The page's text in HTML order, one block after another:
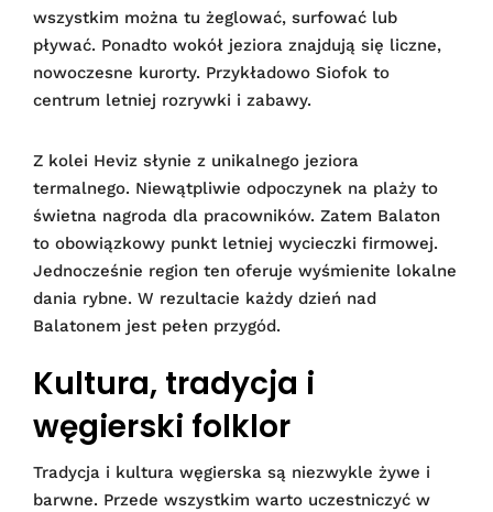
wszystkim można tu żeglować, surfować lub
pływać. Ponadto wokół jeziora znajdują się liczne,
nowoczesne kurorty. Przykładowo Siofok to
centrum letniej rozrywki i zabawy.
Z kolei Heviz słynie z unikalnego jeziora
termalnego. Niewątpliwie odpoczynek na plaży to
świetna nagroda dla pracowników. Zatem Balaton
to obowiązkowy punkt letniej wycieczki firmowej.
Jednocześnie region ten oferuje wyśmienite lokalne
dania rybne. W rezultacie każdy dzień nad
Balatonem jest pełen przygód.
Kultura, tradycja i
węgierski folklor
Tradycja i kultura węgierska są niezwykle żywe i
barwne. Przede wszystkim warto uczestniczyć w